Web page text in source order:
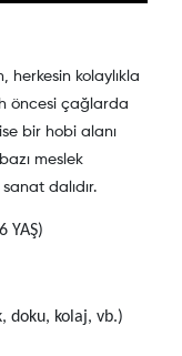
herkesin kolaylıkla
öncesi çağlarda
bir hobi alanı
meslek
dalıdır.
YAŞ)
doku, kolaj, vb.)